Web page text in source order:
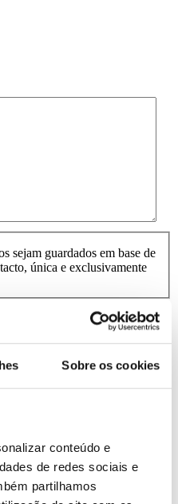
Sobre os cookies
conteúdo e
de redes sociais e
partilhamos
sejam guardados em base de
única e exclusivamente